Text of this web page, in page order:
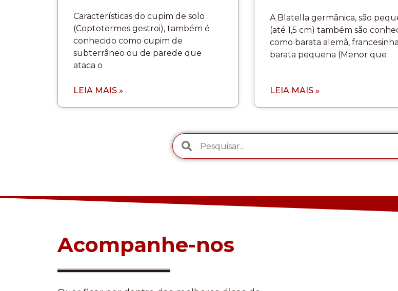
Características do cupim de solo
(Coptotermes gestroi), também é
conhecido como cupim de
subterrâneo ou de parede que
ataca o
LEIA MAIS »
A Blatella germânica, são
(até 1,5 cm) também são
como barata alemã,
barata pequena (Menor que
LEIA MAIS »
Acompanhe-nos